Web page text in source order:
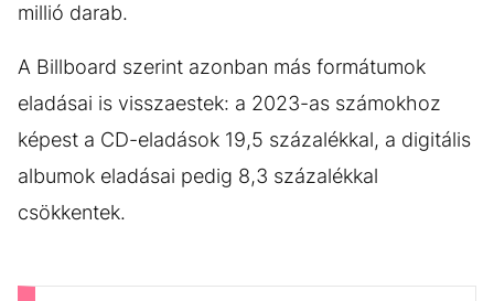
millió darab.
A Billboard szerint azonban más formátumok
eladásai is visszaestek: a 2023-as számokhoz
képest a CD-eladások 19,5 százalékkal, a digitális
albumok eladásai pedig 8,3 százalékkal
csökkentek.